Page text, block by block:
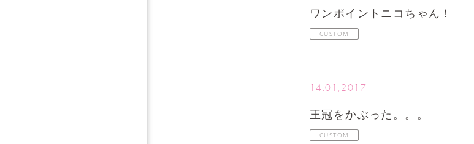
ワンポイントニコちゃん！
CUSTOM
14.01,2017
王冠をかぶった。。。
CUSTOM